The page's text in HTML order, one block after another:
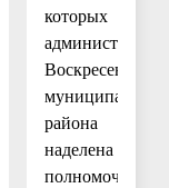
которых
администрация
Воскресенского
муниципального
района
наделена
полномочиями